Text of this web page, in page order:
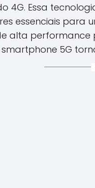
4G. Essa
essenciais para
alta
5G